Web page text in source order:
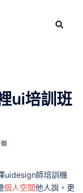
ui培訓班
uidesign師培訓機
個人空間他人說，更